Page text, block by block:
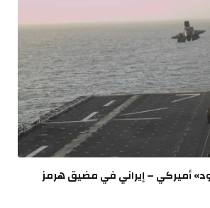
أميركي – إيراني في مضيق هرمز